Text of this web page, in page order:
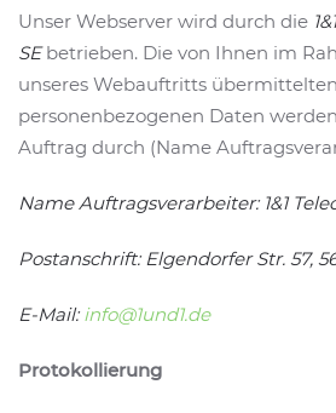
Unser Webserver wird durch die
SEbetrieben. Die von Ihnen im
unseres Webauftritts übermittelten
personenbezogenen Daten
Auftrag durch (Name
Name Auftragsverarbeiter: 1&1
Postanschrift: Elgendorfer Str. 57,
E-Mail:info@1und1.de
Protokollierung